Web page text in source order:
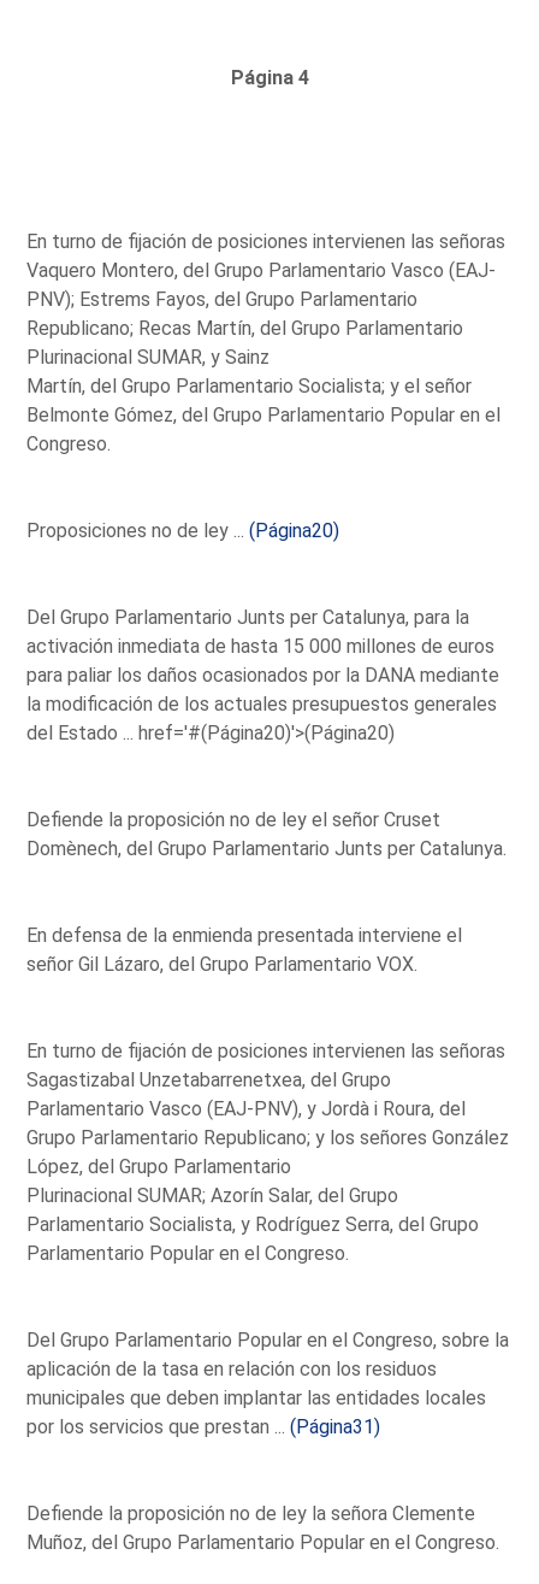
Página 4
En turno de fijación de posiciones intervienen las señoras
Vaquero Montero, del Grupo Parlamentario Vasco (EAJ-
PNV); Estrems Fayos, del Grupo Parlamentario
Republicano; Recas Martín, del Grupo Parlamentario
Plurinacional SUMAR, y Sainz
Martín, del Grupo Parlamentario Socialista; y el señor
Belmonte Gómez, del Grupo Parlamentario Popular en el
Congreso.
Proposiciones no de ley ...(Página20)
Del Grupo Parlamentario Junts per Catalunya, para la
activación inmediata de hasta 15 000 millones de euros
para paliar los daños ocasionados por la DANA mediante
la modificación de los actuales presupuestos generales
del Estado ...href='#(Página20)'>(Página20)
Defiende la proposición no de ley el señor Cruset
Domènech, del Grupo Parlamentario Junts per Catalunya.
En defensa de la enmienda presentada interviene el
señor Gil Lázaro, del Grupo Parlamentario VOX.
En turno de fijación de posiciones intervienen las señoras
Sagastizabal Unzetabarrenetxea, del Grupo
Parlamentario Vasco (EAJ-PNV), y Jordà i Roura, del
Grupo Parlamentario Republicano; y los señores González
López, del Grupo Parlamentario
Plurinacional SUMAR; Azorín Salar, del Grupo
Parlamentario Socialista, y Rodríguez Serra, del Grupo
Parlamentario Popular en el Congreso.
Del Grupo Parlamentario Popular en el Congreso, sobre la
aplicación de la tasa en relación con los residuos
municipales que deben implantar las entidades locales
por los servicios que prestan ...(Página31)
Defiende la proposición no de ley la señora Clemente
Muñoz, del Grupo Parlamentario Popular en el Congreso.